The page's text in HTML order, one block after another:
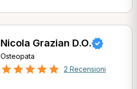
Nicola Grazian D.O.
Osteopata
2 Recensioni